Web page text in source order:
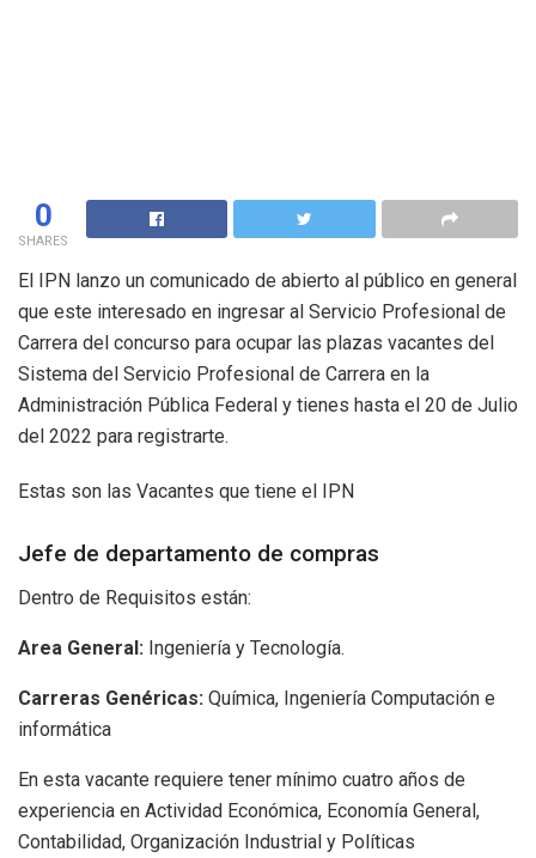
0
SHARES
El IPN lanzo un comunicado de abierto al público en general
que este interesado en ingresar al Servicio Profesional de
Carrera del concurso para ocupar las plazas vacantes del
Sistema del Servicio Profesional de Carrera en la
Administración Pública Federal y tienes hasta el 20 de Julio
del 2022 para registrarte.
Estas son las Vacantes que tiene el IPN
Jefe de departamento de compras
Dentro de Requisitos están:
Area General: Ingeniería y Tecnología.
Carreras Genéricas: Química, Ingeniería Computación e
informática
En esta vacante requiere tener mínimo cuatro años de
experiencia en Actividad Económica, Economía General,
Contabilidad, Organización Industrial y Políticas